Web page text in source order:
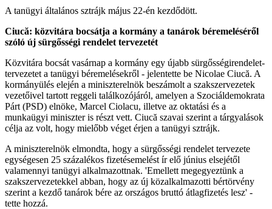
A tanügyi általános sztrájk május 22-én kezdődött.
Ciucă: közvitára bocsátja a kormány a tanárok béremeléséről
szóló új sürgősségi rendelet tervezetét
Közvitára bocsát vasárnap a kormány egy újabb sürgősségirendelet-
tervezetet a tanügyi béremelésekről - jelentette be Nicolae Ciucă. A
kormányülés elején a miniszterelnök beszámolt a szakszervezetek
vezetőivel tartott reggeli találkozójáról, amelyen a Szociáldemokrata
Párt (PSD) elnöke, Marcel Ciolacu, illetve az oktatási és a
munkaügyi miniszter is részt vett. Ciucă szavai szerint a tárgyalások
célja az volt, hogy mielőbb véget érjen a tanügyi sztrájk.
A miniszterelnök elmondta, hogy a sürgősségi rendelet tervezete
egységesen 25 százalékos fizetésemelést ír elő június elsejétől
valamennyi tanügyi alkalmazottnak. 'Emellett megegyeztünk a
szakszervezetekkel abban, hogy az új közalkalmazotti bértörvény
szerint a kezdő tanárok bére az országos bruttó átlagfizetés lesz' -
tette hozzá.